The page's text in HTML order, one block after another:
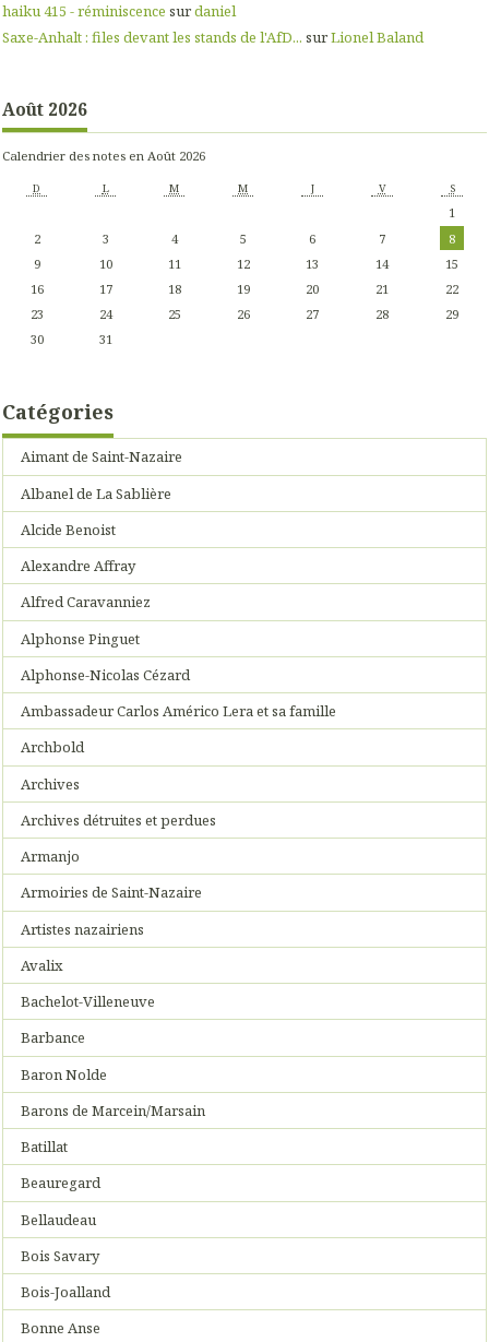
haiku 415 - réminiscence surdaniel
Saxe-Anhalt : files devant les stands de l'AfD... surLionel Baland
Août 2026
Calendrier des notes en Août 2026
D L M M J V S
1
2
3 4 5 6 7
8
9
10 11 12 13 14
15
16
17 18 19 20 21
22
23
24 25 26 27 28
29
30
31
Catégories
Aimant de Saint-Nazaire
Albanel de La Sablière
Alcide Benoist
Alexandre Affray
Alfred Caravanniez
Alphonse Pinguet
Alphonse-Nicolas Cézard
Ambassadeur Carlos Américo Lera et sa famille
Archbold
Archives
Archives détruites et perdues
Armanjo
Armoiries de Saint-Nazaire
Artistes nazairiens
Avalix
Bachelot-Villeneuve
Barbance
Baron Nolde
Barons de Marcein/Marsain
Batillat
Beauregard
Bellaudeau
Bois Savary
Bois-Joalland
Bonne Anse